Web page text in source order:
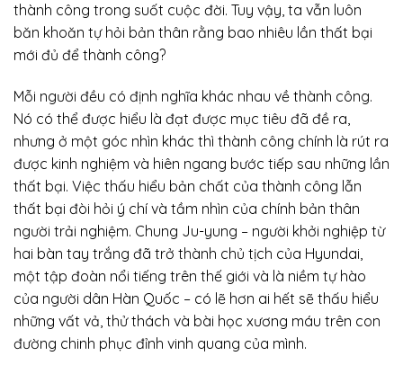
thành công trong suốt cuộc đời. Tuy vậy, ta vẫn luôn
băn khoăn tự hỏi bản thân rằng bao nhiêu lần thất bại
mới đủ để thành công?
Mỗi người đều có định nghĩa khác nhau về thành công.
Nó có thể được hiểu là đạt được mục tiêu đã đề ra,
nhưng ở một góc nhìn khác thì thành công chính là rút ra
được kinh nghiệm và hiên ngang bước tiếp sau những lần
thất bại. Việc thấu hiểu bản chất của thành công lẫn
thất bại đòi hỏi ý chí và tầm nhìn của chính bản thân
người trải nghiệm. Chung Ju-yung – người khởi nghiệp từ
hai bàn tay trắng đã trở thành chủ tịch của Hyundai,
một tập đoàn nổi tiếng trên thế giới và là niềm tự hào
của người dân Hàn Quốc – có lẽ hơn ai hết sẽ thấu hiểu
những vất vả, thử thách và bài học xương máu trên con
đường chinh phục đỉnh vinh quang của mình.